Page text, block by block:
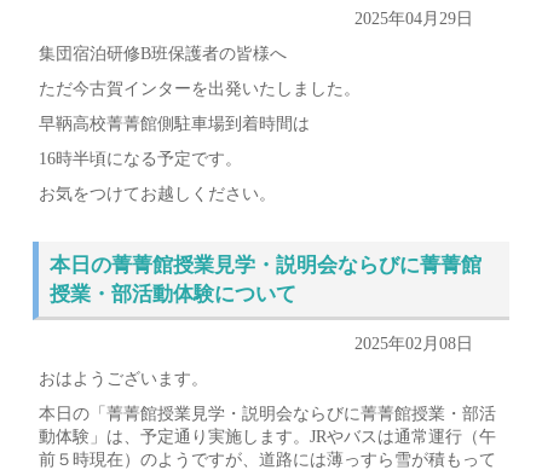
2025年04月29日
集団宿泊研修B班保護者の皆様へ
ただ今古賀インターを出発いたしました。
早鞆高校菁菁館側駐車場到着時間は
16時半頃になる予定です。
お気をつけてお越しください。
本日の菁菁館授業見学・説明会ならびに菁菁館
授業・部活動体験について
2025年02月08日
おはようございます。
本日の「菁菁館授業見学・説明会ならびに菁菁館授業・部活
動体験」は、予定通り実施します。JRやバスは通常運行（午
前５時現在）のようですが、道路には薄っすら雪が積もって